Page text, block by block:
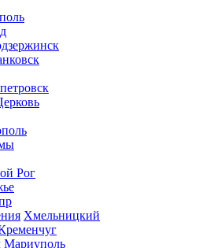
Рог
Хмельницкий
Мариуполь